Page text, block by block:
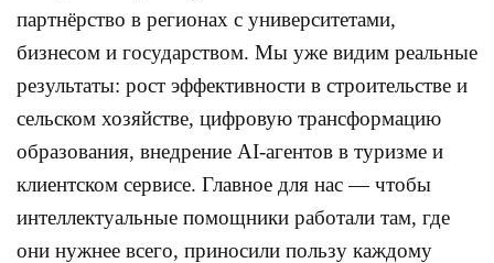
партнёрство в регионах с университетами,
бизнесом и государством. Мы уже видим реальные
результаты: рост эффективности в строительстве и
сельском хозяйстве, цифровую трансформацию
образования, внедрение AI-агентов в туризме и
клиентском сервисе. Главное для нас — чтобы
интеллектуальные помощники работали там, где
они нужнее всего, приносили пользу каждому